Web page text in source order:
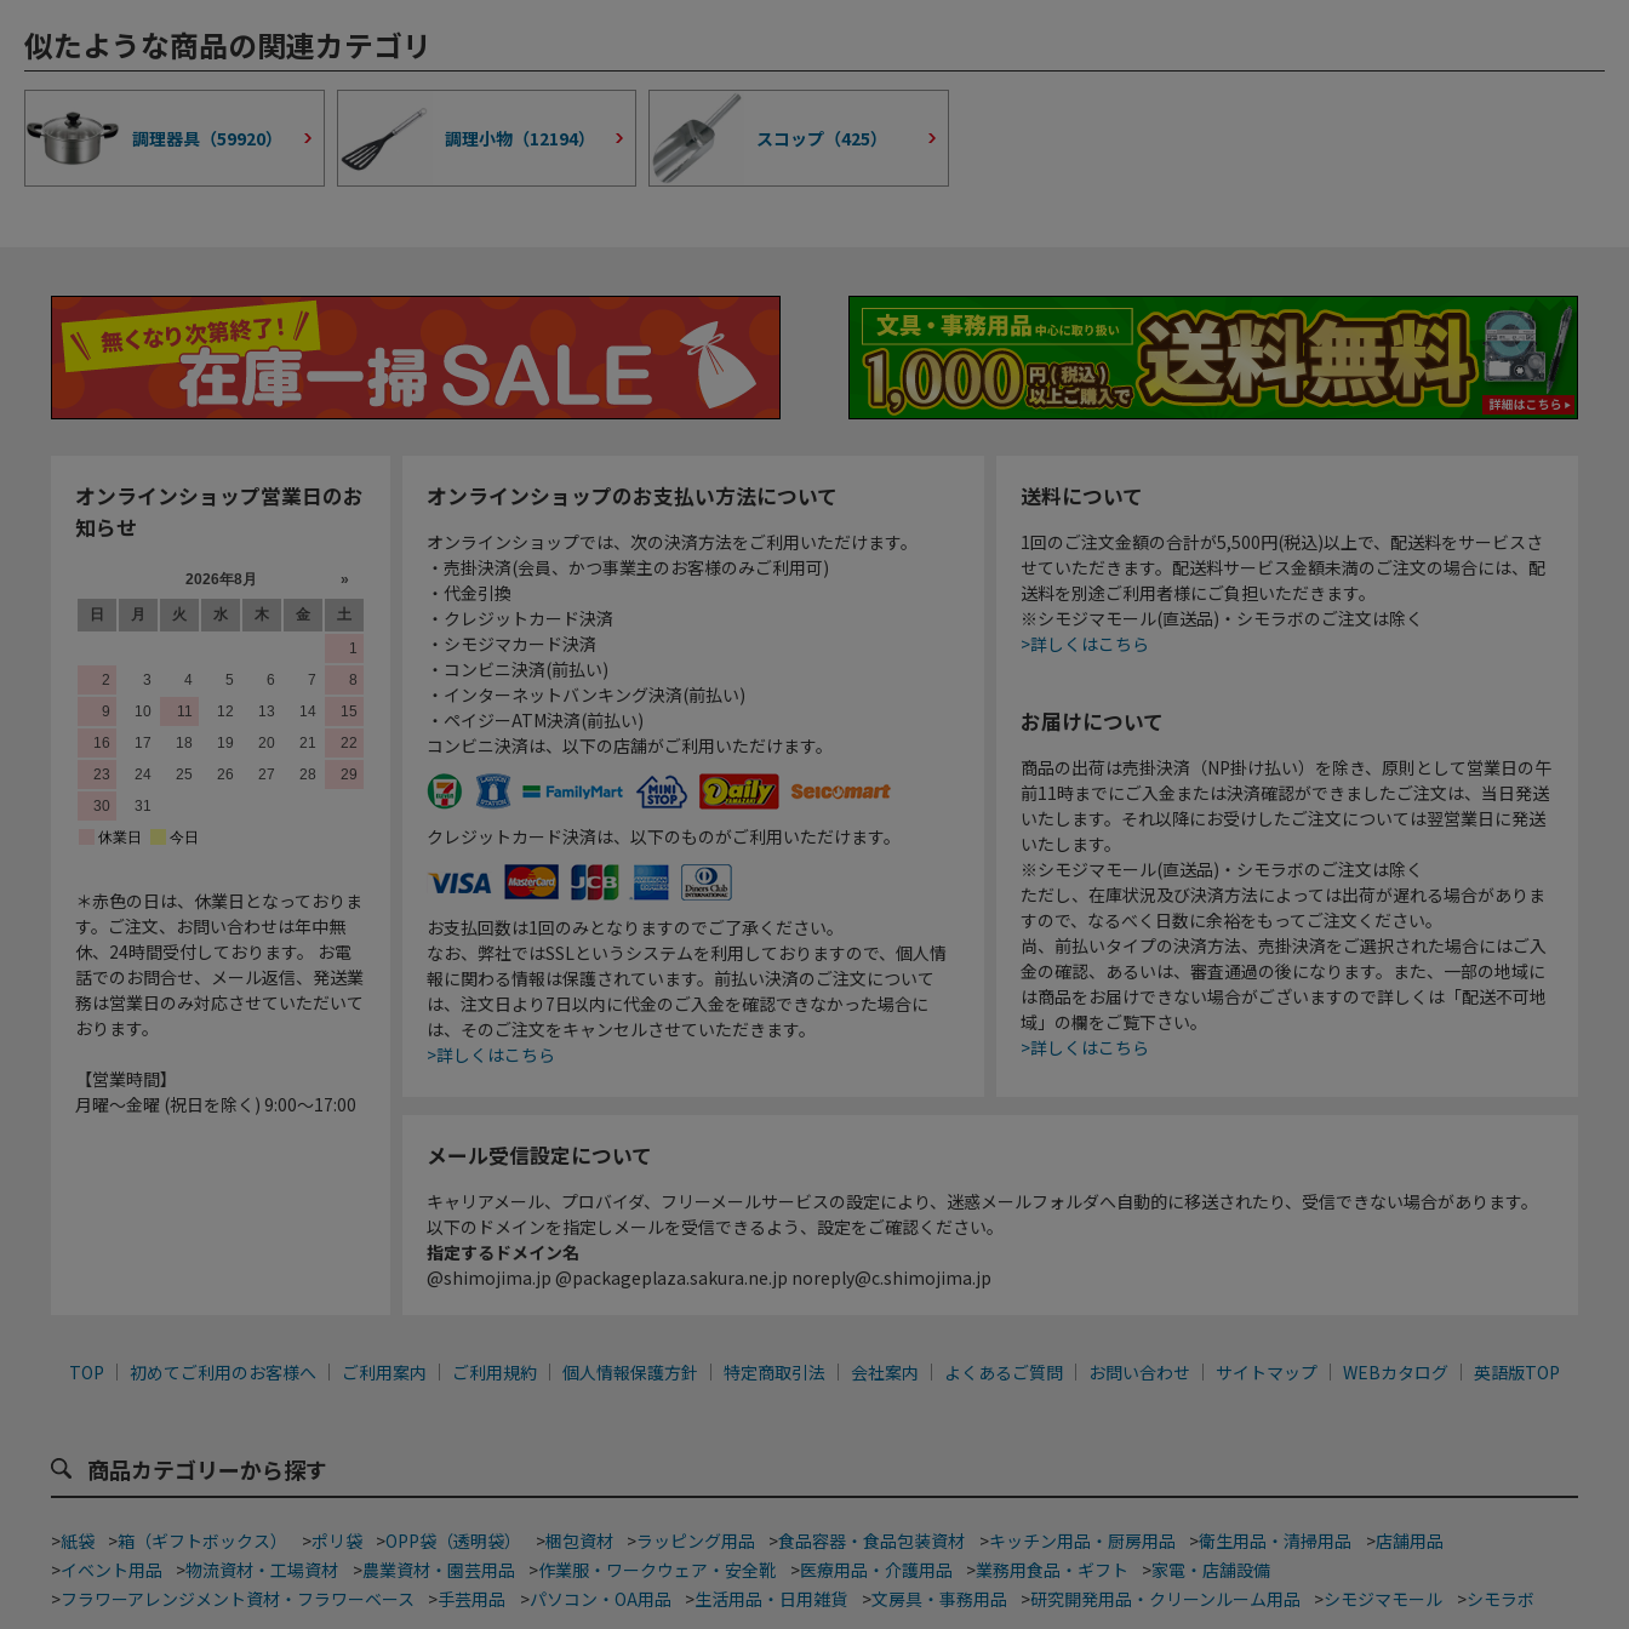
似たような商品の関連カテゴリ
調理器具（59920） 調理小物（12194） スコップ（425）
オンラインショップ営業日のお
知らせ
＊赤色の日は、休業日となっておりま
す。ご注文、お問い合わせは年中無
休、24時間受付しております。 お電
話でのお問合せ、メール返信、発送業
務は営業日のみ対応させていただいて
おります。
【営業時間】
月曜～金曜 (祝日を除く) 9:00～17:00
オンラインショップのお支払い方法について
オンラインショップでは、次の決済方法をご利用いただけます。
・売掛決済(会員、かつ事業主のお客様のみご利用可)
・代金引換
・クレジットカード決済
・シモジマカード決済
・コンビニ決済(前払い)
・インターネットバンキング決済(前払い)
・ペイジーATM決済(前払い)
コンビニ決済は、以下の店舗がご利用いただけます。
クレジットカード決済は、以下のものがご利用いただけます。
お支払回数は1回のみとなりますのでご了承ください。
なお、弊社ではSSLというシステムを利用しておりますので、個人情
報に関わる情報は保護されています。前払い決済のご注文について
は、注文日より7日以内に代金のご入金を確認できなかった場合に
は、そのご注文をキャンセルさせていただきます。
>詳しくはこちら
送料について
1回のご注文金額の合計が5,500円(税込)以上で、配送料をサービスさ
せていただきます。配送料サービス金額未満のご注文の場合には、配
送料を別途ご利用者様にご負担いただきます。
※シモジマモール(直送品)・シモラボのご注文は除く
>詳しくはこちら
お届けについて
商品の出荷は売掛決済（NP掛け払い）を除き、原則として営業日の午
前11時までにご入金または決済確認ができましたご注文は、当日発送
いたします。それ以降にお受けしたご注文については翌営業日に発送
いたします。
※シモジマモール(直送品)・シモラボのご注文は除く
ただし、在庫状況及び決済方法によっては出荷が遅れる場合がありま
すので、なるべく日数に余裕をもってご注文ください。
尚、前払いタイプの決済方法、売掛決済をご選択された場合にはご入
金の確認、あるいは、審査通過の後になります。また、一部の地域に
は商品をお届けできない場合がございますので詳しくは「配送不可地
域」の欄をご覧下さい。
>詳しくはこちら
メール受信設定について
キャリアメール、プロバイダ、フリーメールサービスの設定により、迷惑メールフォルダへ自動的に移送されたり、受信できない場合があります。
以下のドメインを指定しメールを受信できるよう、設定をご確認ください。
指定するドメイン名
@shimojima.jp @packageplaza.sakura.ne.jp noreply@c.shimojima.jp
TOP 初めてご利用のお客様へ ご利用案内 ご利用規約 個人情報保護方針 特定商取引法 会社案内 よくあるご質問 お問い合わせ サイトマップ WEBカタログ 英語版TOP
商品カテゴリーから探す
>紙袋 >箱（ギフトボックス） >ポリ袋 >OPP袋（透明袋） >梱包資材 >ラッピング用品 >食品容器・食品包装資材 >キッチン用品・厨房用品 >衛生用品・清掃用品 >店舗用品
>イベント用品 >物流資材・工場資材 >農業資材・園芸用品 >作業服・ワークウェア・安全靴 >医療用品・介護用品 >業務用食品・ギフト >家電・店舗設備
>フラワーアレンジメント資材・フラワーベース >手芸用品 >パソコン・OA用品 >生活用品・日用雑貨 >文房具・事務用品 >研究開発用品・クリーンルーム用品 >シモジマモール >シモラボ